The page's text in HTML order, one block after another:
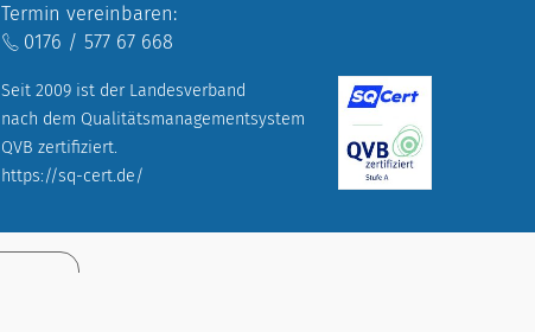
Termin vereinbaren:
0176 / 577 67 668
Seit 2009 ist der Landesverband
nach dem Qualitätsmanagementsystem
QVB zertifiziert.
https://sq-cert.de/